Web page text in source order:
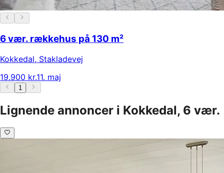
6 vær. rækkehus på 130 m²
Kokkedal, Stakladevej
19.900 kr.11. maj
1
Lignende annoncer i Kokkedal, 6 vær.